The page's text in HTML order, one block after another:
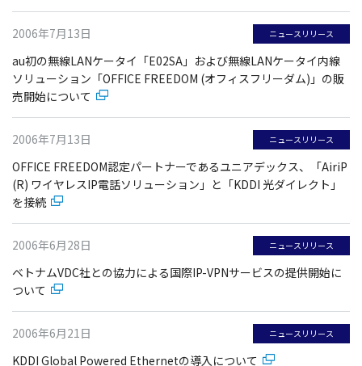
2006年7月13日 ニュースリリース
au初の無線LANケータイ「E02SA」および無線LANケータイ内線
ソリューション「OFFICE FREEDOM (オフィスフリーダム)」の販
売開始について
2006年7月13日 ニュースリリース
OFFICE FREEDOM認定パートナーであるユニアデックス、「AiriP
(R) ワイヤレスIP電話ソリューション」と「KDDI 光ダイレクト」
を接続
2006年6月28日 ニュースリリース
ベトナムVDC社との協力による国際IP-VPNサービスの提供開始に
ついて
2006年6月21日 ニュースリリース
KDDI Global Powered Ethernetの導入について